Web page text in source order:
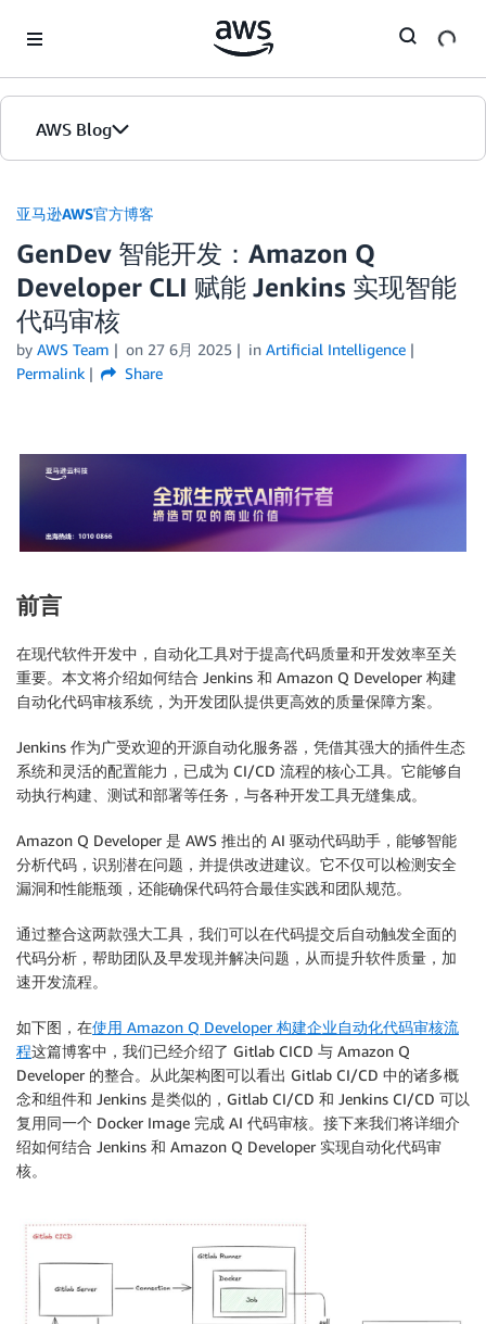
AWS Blog
首页
版本
亚马逊AWS官方博客
GenDev 智能开发：Amazon Q
Developer CLI 赋能 Jenkins 实现智能
代码审核
by AWS Team on 27 6月 2025 in Artificial Intelligence
Permalink
Share
前言
在现代软件开发中，自动化工具对于提高代码质量和开发效率至关
重要。本文将介绍如何结合 Jenkins 和 Amazon Q Developer 构建
自动化代码审核系统，为开发团队提供更高效的质量保障方案。
Jenkins 作为广受欢迎的开源自动化服务器，凭借其强大的插件生态
系统和灵活的配置能力，已成为 CI/CD 流程的核心工具。它能够自
动执行构建、测试和部署等任务，与各种开发工具无缝集成。
Amazon Q Developer 是 AWS 推出的 AI 驱动代码助手，能够智能
分析代码，识别潜在问题，并提供改进建议。它不仅可以检测安全
漏洞和性能瓶颈，还能确保代码符合最佳实践和团队规范。
通过整合这两款强大工具，我们可以在代码提交后自动触发全面的
代码分析，帮助团队及早发现并解决问题，从而提升软件质量，加
速开发流程。
如下图，在使用 Amazon Q Developer 构建企业自动化代码审核流
程这篇博客中，我们已经介绍了 Gitlab CICD 与 Amazon Q
Developer 的整合。从此架构图可以看出 Gitlab CI/CD 中的诸多概
念和组件和 Jenkins 是类似的，Gitlab CI/CD 和 Jenkins CI/CD 可以
复用同一个 Docker Image 完成 AI 代码审核。接下来我们将详细介
绍如何结合 Jenkins 和 Amazon Q Developer 实现自动化代码审
核。